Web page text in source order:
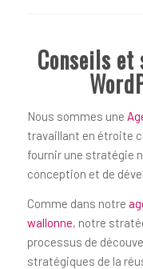
Conseils
Nous sommes une
travaillant en étroite
fournir une stratégie
conception et de
Comme dans notre
wallonne, notre
processus de
stratégiques de la